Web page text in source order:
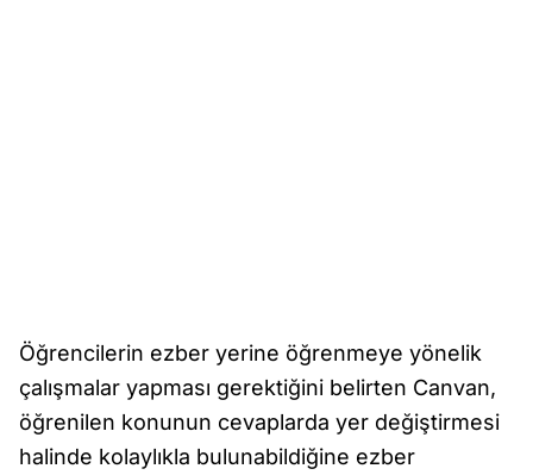
Öğrencilerin ezber yerine öğrenmeye yönelik
çalışmalar yapması gerektiğini belirten Canvan,
öğrenilen konunun cevaplarda yer değiştirmesi
halinde kolaylıkla bulunabildiğine ezber